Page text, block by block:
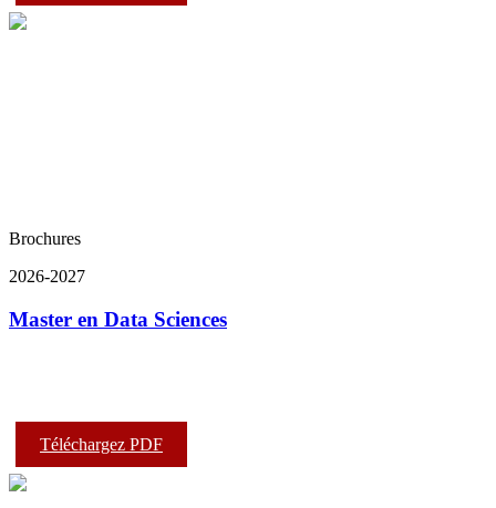
Brochures
2026-2027
Master en Data Sciences
Téléchargez PDF